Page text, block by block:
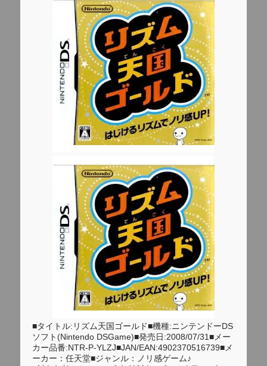
■タイトル:リズム天国ゴールド■機種:ニンテンドーDS
ソフト(Nintendo DSGame)■発売日:2008/07/31■メー
カー品番:NTR-P-YLZJ■JAN/EAN:4902370516739■メ
ーカー：任天堂■ジャンル：ノリ感ゲーム♪